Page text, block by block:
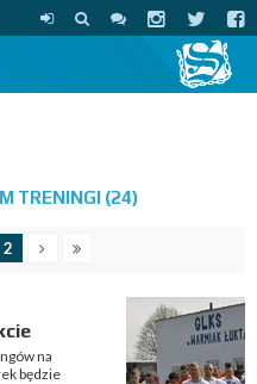
TRENINGI (24)
2
na
będzie